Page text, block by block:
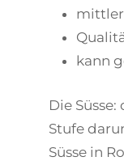
kann
Die
Stufe
Süsse in